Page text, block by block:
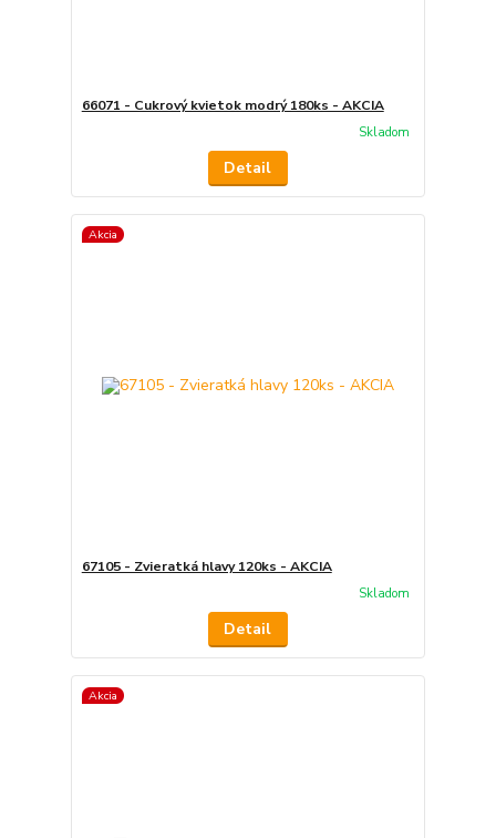
66071 - Cukrový kvietok modrý 180ks - AKCIA
Skladom
Detail
Akcia
67105 - Zvieratká hlavy 120ks - AKCIA
Skladom
Detail
Akcia